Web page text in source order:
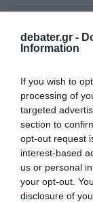
debater.gr -
Information
If you wish to
processing of
targeted
section to
opt-out request
interest-based
us or personal
your opt-out.
disclosure of